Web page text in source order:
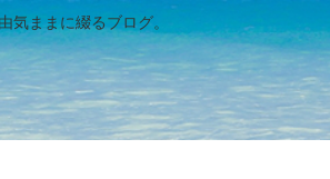
気ままに綴るブログ。